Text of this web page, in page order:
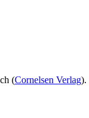
(Cornelsen Verlag).